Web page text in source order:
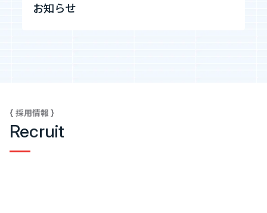
お知らせ
{ 採用情報 }
Recruit